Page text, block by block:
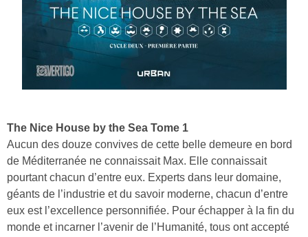
The Nice House by the Sea Tome 1
Aucun des douze convives de cette belle demeure en bord
de Méditerranée ne connaissait Max. Elle connaissait
pourtant chacun d’entre eux. Experts dans leur domaine,
géants de l’industrie et du savoir moderne, chacun d’entre
eux est l’excellence personnifiée. Pour échapper à la fin du
monde et incarner l’avenir de l’Humanité, tous ont accepté